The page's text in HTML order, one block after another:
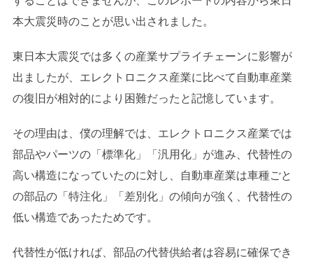
本大震災時のことが思い出されました。
東日本大震災では多くの産業サプライチェーンに影響が
出ましたが、エレクトロニクス産業に比べて自動車産業
の復旧が相対的により困難だったと記憶しています。
その理由は、僕の理解では、エレクトロニクス産業では
部品やパーツの「標準化」「汎用化」が進み、代替性の
高い構造になっていたのに対し、自動車産業は車種ごと
の部品の「特注化」「差別化」の傾向が強く、代替性の
低い構造であったためです。
代替性が低ければ、部品の代替供給者は容易に確保でき